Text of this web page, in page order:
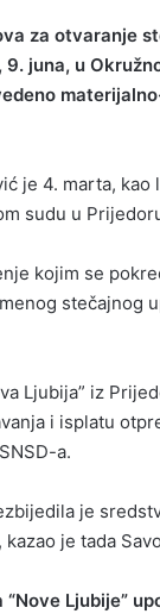
za otvaranje
9. juna, u
je 4. marta,
sudu u
kojim se
stečajnog
Ljubija” iz
i isplatu
a.
je
je tada
Ljubije”